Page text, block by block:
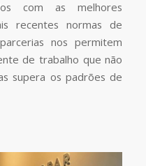
com as melhores
recentes normas de
nos permitem
de trabalho que não
supera os padrões de